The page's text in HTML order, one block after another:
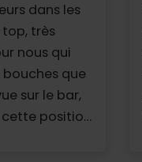
dans les
très
nous qui
que
sur le bar,
position